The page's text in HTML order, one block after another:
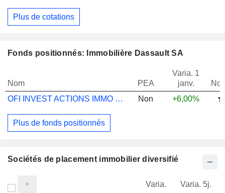
Plus de cotations
Fonds positionnés: Immobilière Dassault SA
Nom PEA
Varia. 1
janv.
OFI INVEST ACTIONS IMMO EURO A
Non +6,00%
Plus de fonds positionnés
Sociétés de placement immobilier diversifié
Varia. Varia. 5j.